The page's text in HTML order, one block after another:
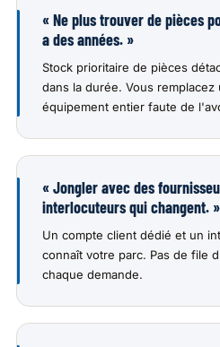
« Ne plus trouver de pièces
a des années. »
Stock prioritaire de pièces
dans la durée. Vous remplacez
équipement entier faute de
« Jongler avec des
interlocuteurs qui changent. »
Un compte client dédié et un
connaît votre parc. Pas de file
chaque demande.